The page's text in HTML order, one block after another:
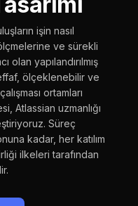
işin nasıl
ve sürekli
olan yapılandırılmış
ölçeklenebilir ve
ortamları
Atlassian uzmanlığı
Süreç
kadar, her katılım
ilkeleri tarafından